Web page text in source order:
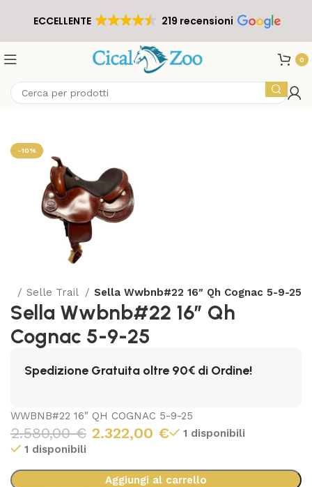
ECCELLENTE 219 recensioni
0
-10%
Selle Trail Sella Wwbnb#22 16″ Qh Cognac 5-9-25
Sella Wwbnb#22 16″ Qh
Cognac 5-9-25
Spedizione Gratuita oltre 90€ di Ordine!
WWBNB#22 16″ QH COGNAC 5-9-25
2.580,00€ 2.322,00 €
1 disponibili
1 disponibili
Aggiungi al carrello